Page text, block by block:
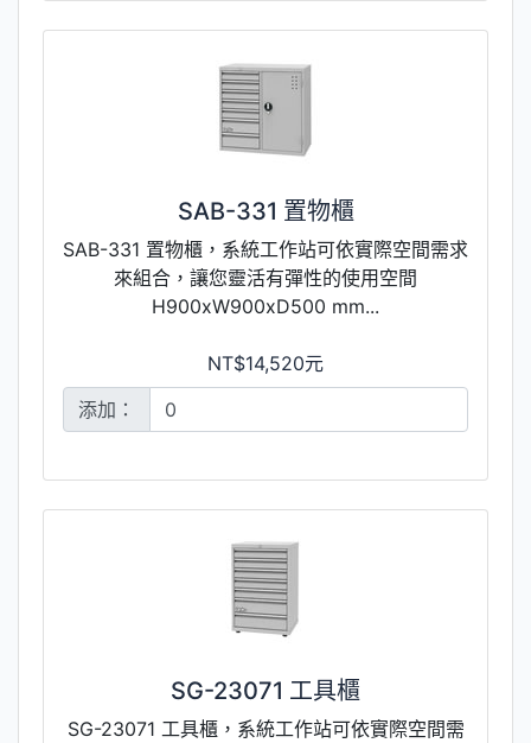
SAB-331 置物櫃
SAB-331 置物櫃，系統工作站可依實際空間需求
來組合，讓您靈活有彈性的使用空間
H900xW900xD500 mm...
NT$14,520元
添加：
SG-23071 工具櫃
SG-23071 工具櫃，系統工作站可依實際空間需